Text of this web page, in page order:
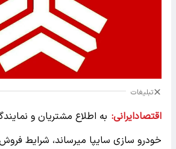
تبلیغات
اقتصادایرانی: به اطلاع مشتریان و
خودرو سازی سایپا میرساند، شرایط